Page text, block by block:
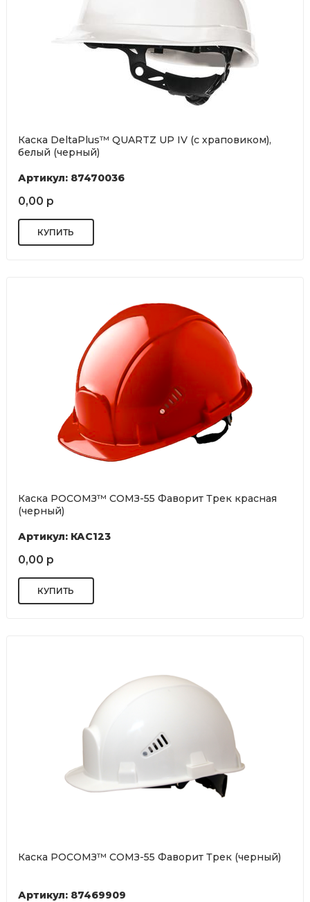
Каска DeltaPlus™ QUARTZ UP IV (с храповиком),
белый (черный)
Артикул: 87470036
0,00 р
Каска РОСОМЗ™ СОМЗ-55 Фаворит Трек красная
(черный)
Артикул: КАС123
0,00 р
Каска РОСОМЗ™ СОМЗ-55 Фаворит Трек (черный)
Артикул: 87469909